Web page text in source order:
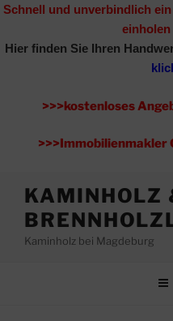
Schnell und unverbindlich
einholen
Hier finden Sie Ihren
>>>kostenloses
>>>Immobilienmakler
Inhalt
springen
KAMINHOLZ
Kaminholz bei Magdeburg